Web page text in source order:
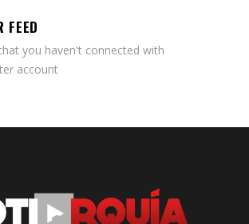
FEED
you haven't connected with
account